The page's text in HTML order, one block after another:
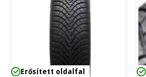
Erősített oldalfal